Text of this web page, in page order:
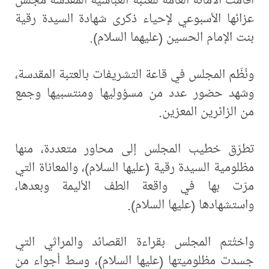
عزائها الأسبوعي لإحياء ذكرى شهادة السيدة رقية
بنت الإمام الحسين (عليهما السلام).
ونُظّم المجلس في قاعة التشريفات بالعتبة المقدسة،
وشهد حضور عدد من مسؤوليها ومنتسبيها وجمع
من الزائرين المعزين.
تطرّق خطيب المجلس إلى محاور متعددة، منها
مظلومية السيدة رقية (عليها السلام)، والمعاناة التي
مرّت بها في واقعة الطف الأليمة وبعدها،
واستشهادها (عليها السلام).
واختُتم المجلس بقراءة القصائد والمراثي التي
جسدت مظلوميتها (عليها السلام)، وسط أجواء من